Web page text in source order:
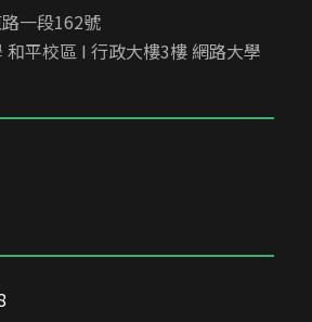
一段162號
和平校區 I 行政大樓3樓 網路大學